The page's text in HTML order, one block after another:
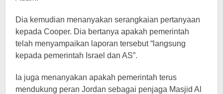
Dia kemudian menanyakan serangkaian pertanyaan
kepada Cooper. Dia bertanya apakah pemerintah
telah menyampaikan laporan tersebut “langsung
kepada pemerintah Israel dan AS”.
Ia juga menanyakan apakah pemerintah terus
mendukung peran Jordan sebagai penjaga Masjid Al